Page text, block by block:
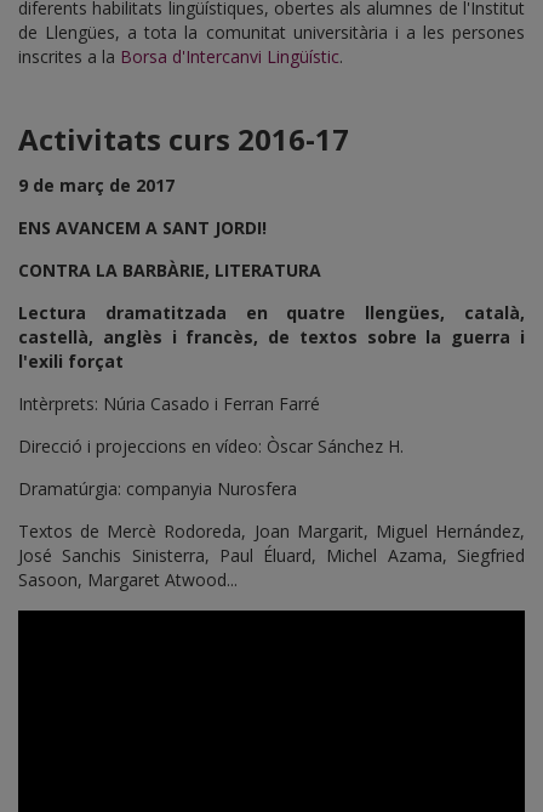
diferents habilitats lingüístiques, obertes als alumnes de l'Institut
de Llengües, a tota la comunitat universitària i a les persones
inscrites a la Borsa d'Intercanvi Lingüístic.
Activitats curs 2016-17
9 de març de 2017
ENS AVANCEM A SANT JORDI!
CONTRA LA BARBÀRIE, LITERATURA
Lectura dramatitzada en quatre llengües, català,
castellà, anglès i francès, de textos sobre la guerra i
l'exili forçat
Intèrprets: Núria Casado i Ferran Farré
Direcció i projeccions en vídeo: Òscar Sánchez H.
Dramatúrgia: companyia Nurosfera
Textos de Mercè Rodoreda, Joan Margarit, Miguel Hernández,
José Sanchis Sinisterra, Paul Éluard, Michel Azama, Siegfried
Sasoon, Margaret Atwood...